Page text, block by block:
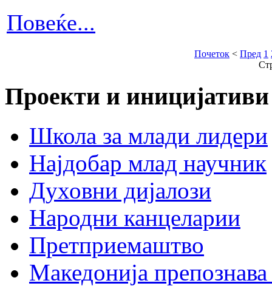
Повеќе...
Почеток < Пред 1
Проекти и иницијативи
Школа за млади лидери
Најдобар млад научник
Духовни дијалози
Народни канцеларии
Претприемаштво
Македонија